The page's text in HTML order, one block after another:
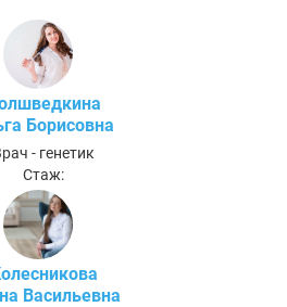
Борисовна
- генетик
Стаж:
Васильевна